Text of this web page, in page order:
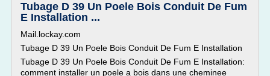
Tubage D 39 Un Poele Bois Conduit De Fum
E Installation ...
Mail.lockay.com
Tubage D 39 Un Poele Bois Conduit De Fum E Installation
Tubage D 39 Un Poele Bois Conduit De Fum E Installation:
comment installer un poele a bois dans une cheminee